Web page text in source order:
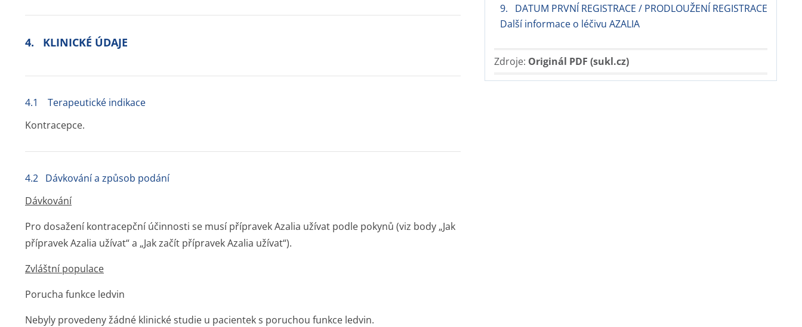
9. DATUM PRVNÍ REGISTRACE / PRODLOUŽENÍ REGISTRACE
Další informace o léčivu AZALIA
Zdroje: Originál PDF (sukl.cz)
4. KLINICKÉ ÚDAJE
4.1 Terapeutické indikace
Kontracepce.
4.2 Dávkování a způsob podání
Dávkování
Pro dosažení kontracepční účinnosti se musí přípravek Azalia užívat podle pokynů (viz body „Jak
přípravek Azalia užívat“ a „Jak začít přípravek Azalia užívat“).
Zvláštní populace
Porucha funkce ledvin
Nebyly provedeny žádné klinické studie u pacientek s poruchou funkce ledvin.